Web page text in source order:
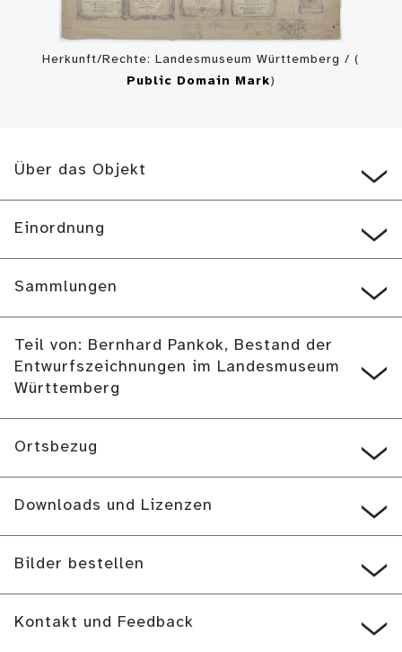
Herkunft/Rechte: Landesmuseum Württemberg / (
Public Domain Mark)
Über das Objekt
Einordnung
Sammlungen
Teil von: Bernhard Pankok, Bestand der
Entwurfszeichnungen im Landesmuseum
Württemberg
Ortsbezug
Downloads und Lizenzen
Bilder bestellen
Kontakt und Feedback